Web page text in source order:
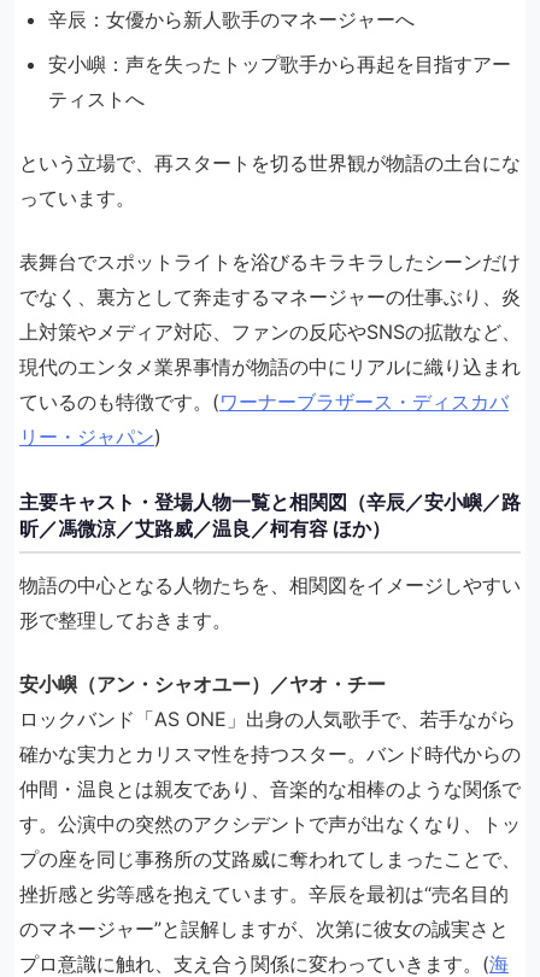
辛辰：女優から新人歌手のマネージャーへ
安小嶼：声を失ったトップ歌手から再起を目指すアー
ティストへ
という立場で、再スタートを切る世界観が物語の土台にな
っています。
表舞台でスポットライトを浴びるキラキラしたシーンだけ
でなく、裏方として奔走するマネージャーの仕事ぶり、炎
上対策やメディア対応、ファンの反応やSNSの拡散など、
現代のエンタメ業界事情が物語の中にリアルに織り込まれ
ているのも特徴です。(ワーナーブラザース・ディスカバ
リー・ジャパン)
主要キャスト・登場人物一覧と相関図（辛辰／安小嶼／路
昕／馮微涼／艾路威／温良／柯有容 ほか）
物語の中心となる人物たちを、相関図をイメージしやすい
形で整理しておきます。
安小嶼（アン・シャオユー）／ヤオ・チー
ロックバンド「AS ONE」出身の人気歌手で、若手ながら
確かな実力とカリスマ性を持つスター。バンド時代からの
仲間・温良とは親友であり、音楽的な相棒のような関係で
す。公演中の突然のアクシデントで声が出なくなり、トッ
プの座を同じ事務所の艾路威に奪われてしまったことで、
挫折感と劣等感を抱えています。辛辰を最初は“売名目的
のマネージャー”と誤解しますが、次第に彼女の誠実さと
プロ意識に触れ、支え合う関係に変わっていきます。(海